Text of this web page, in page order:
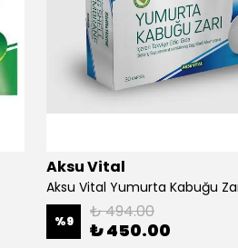
Aksu Vital
Aksu Vital Yumurta Kabuğu
%9 ₺ 494.00
₺ 450.00